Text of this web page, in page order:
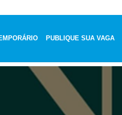
PUBLIQUE SUA VAGA